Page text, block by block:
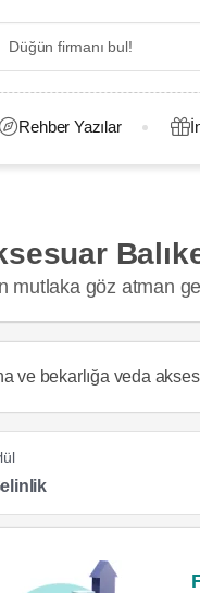
Rehber Yazılar
mutlaka göz atman
ve bekarlığa veda